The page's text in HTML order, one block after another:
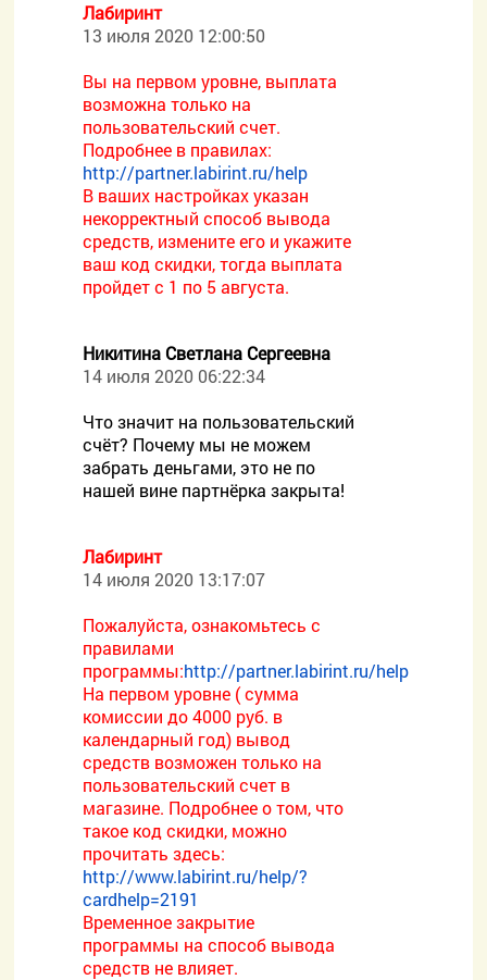
Лабиринт
13 июля 2020 12:00:50
Вы на первом уровне, выплата
возможна только на
пользовательский счет.
Подробнее в правилах:
http://partner.labirint.ru/help
В ваших настройках указан
некорректный способ вывода
средств, измените его и укажите
ваш код скидки, тогда выплата
пройдет с 1 по 5 августа.
Никитина Светлана Сергеевна
14 июля 2020 06:22:34
Что значит на пользовательский
счёт? Почему мы не можем
забрать деньгами, это не по
нашей вине партнёрка закрыта!
Лабиринт
14 июля 2020 13:17:07
Пожалуйста, ознакомьтесь с
правилами
программы:http://partner.labirint.ru/help
На первом уровне ( сумма
комиссии до 4000 руб. в
календарный год) вывод
средств возможен только на
пользовательский счет в
магазине. Подробнее о том, что
такое код скидки, можно
прочитать здесь:
http://www.labirint.ru/help/?
cardhelp=2191
Временное закрытие
программы на способ вывода
средств не влияет.